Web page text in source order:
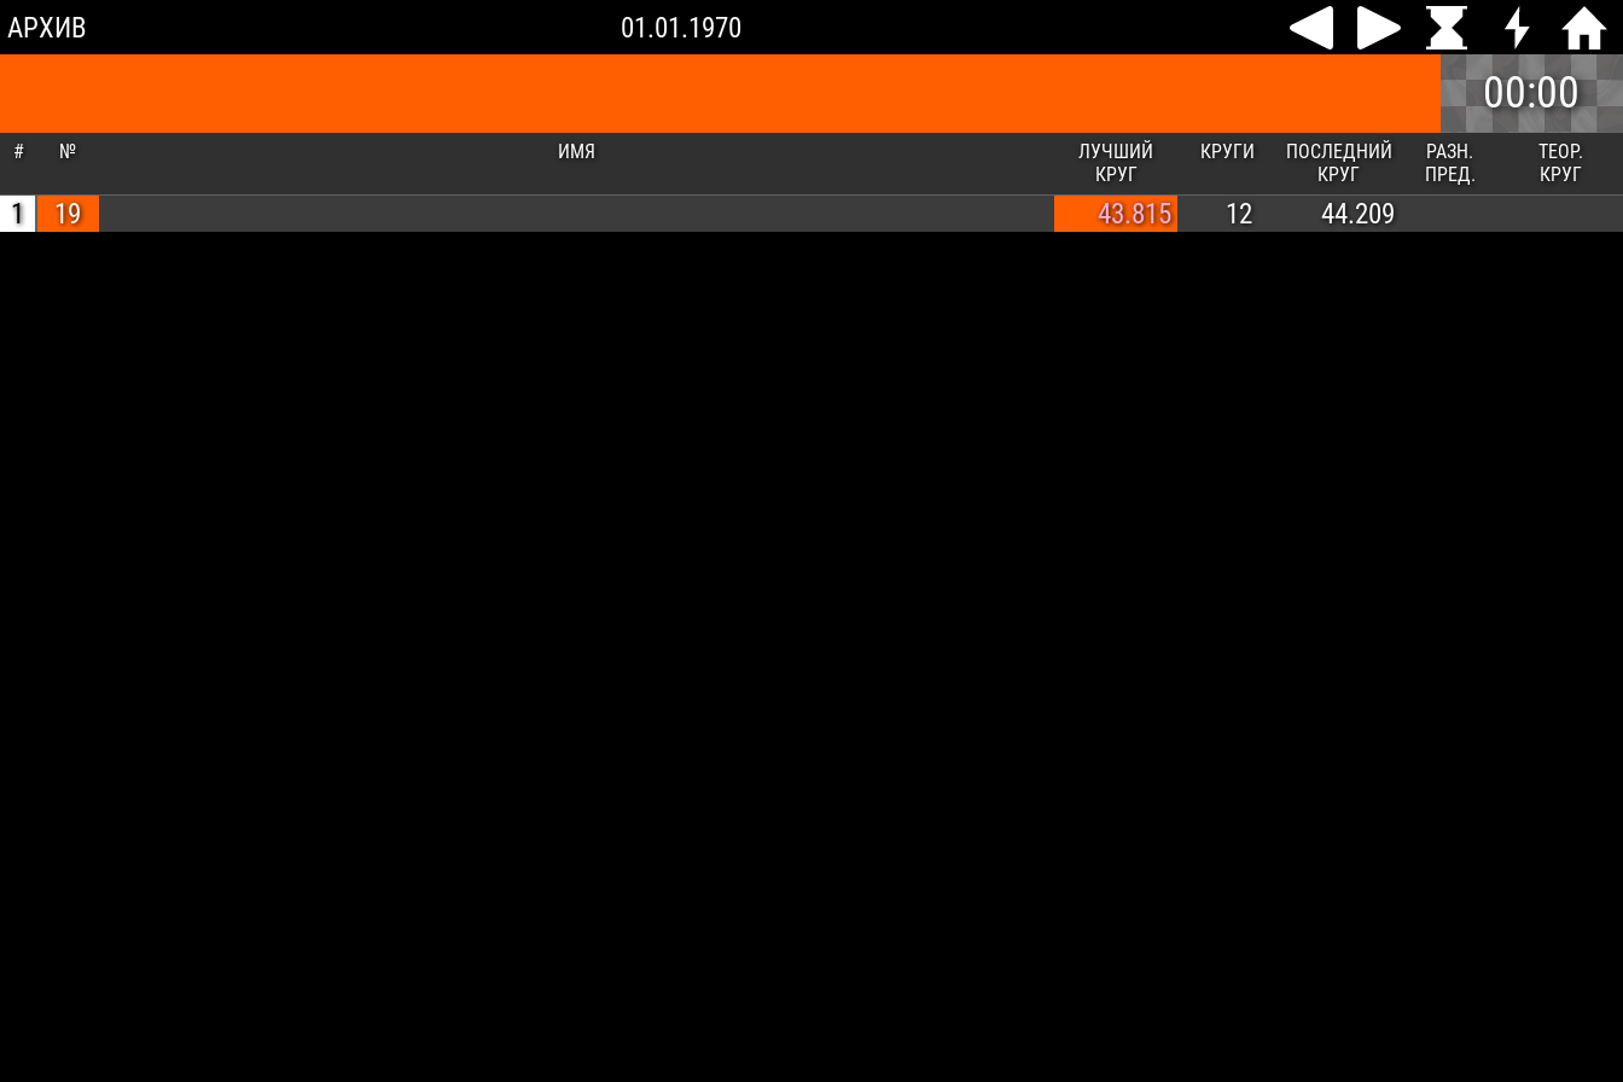
АРХИВ 01.01.1970
00:00
# № ИМЯ
ЛУЧШИЙ
КРУГ
КРУГИ
ПОСЛЕДНИЙ
КРУГ
РАЗН.
ПРЕД.
ТЕОР.
КРУГ
1 19 43.815 12 44.209